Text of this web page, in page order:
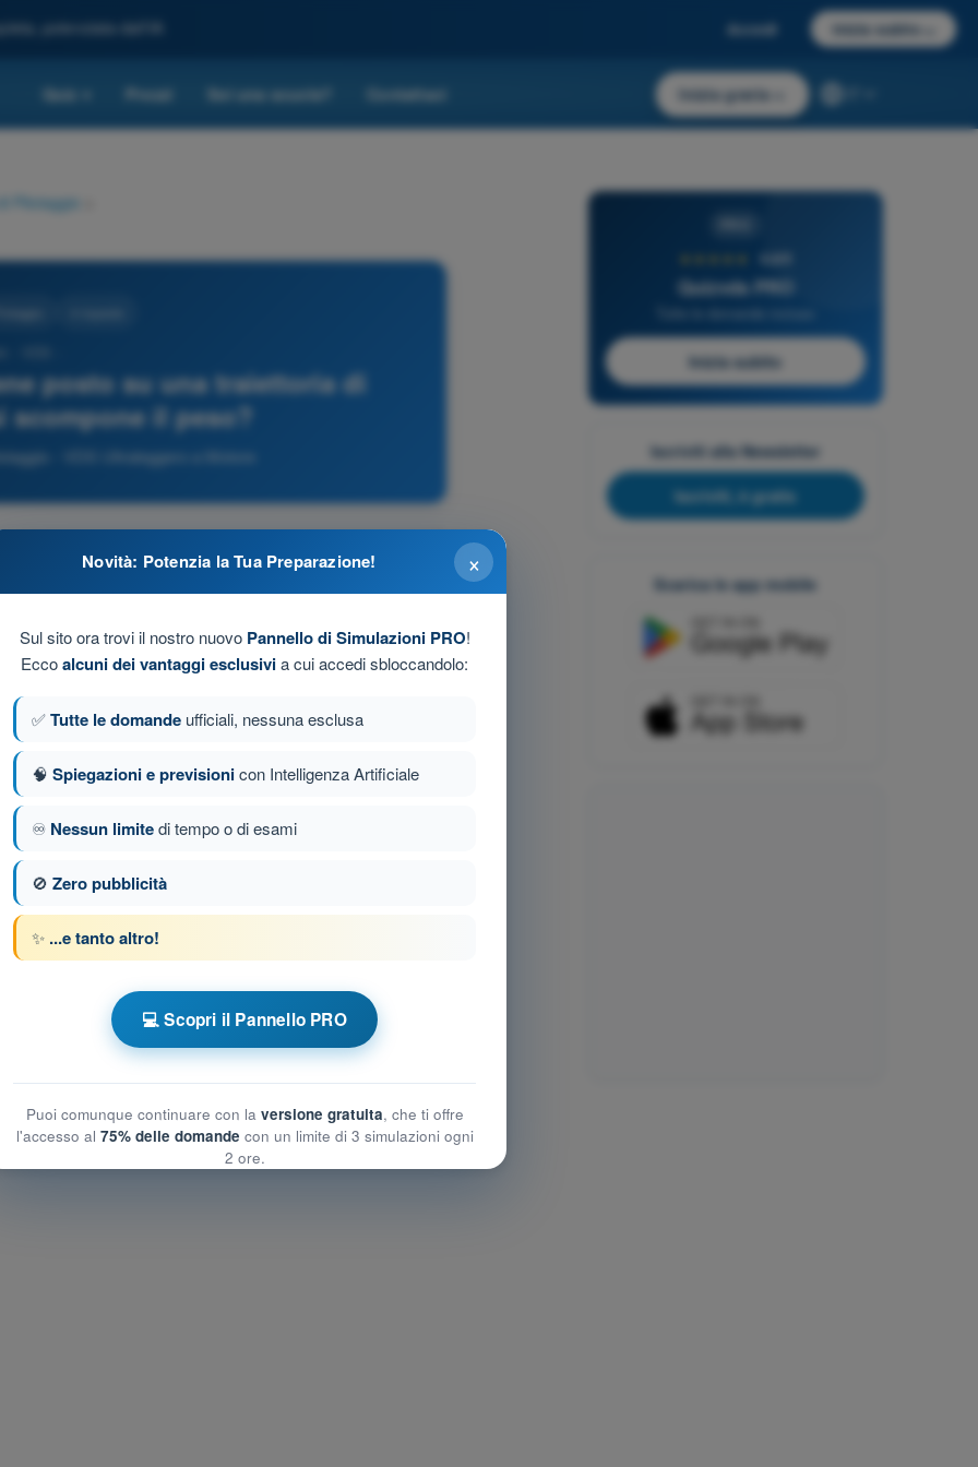
potenziata dall'IA Accedi Inizia subito
Quiz Prezzi Sei una scuola? Contattaci Inizia gratis
Pilotaggio
posto su una traiettoria di
scompone il peso?
- VDS Ultraleggero a Motore
alla traiettoria, e la maggiore si pone parallele alla
alla traiettoria, e una piccola si pone
alla traiettoria, e l'altra si pone parallela alla
34 di 243 Domanda successiva
tempo VDS Ultraleggero a Motore
4,6/5
Quizvds PRO
Inizia subito
Iscriviti alla Newsletter
Iscriviti, è gratis
Scarica le app mobile
×
Novità: Potenzia la Tua Preparazione!
Sul sito ora trovi il nostro nuovo Pannello di Simulazioni PRO!
Eccoalcuni dei vantaggi esclusivia cui accedi sbloccandolo:
✅Tutte le domande ufficiali, nessuna esclusa
🧠 Spiegazioni e previsionicon Intelligenza Artificiale
♾️ Nessun limitedi tempo o di esami
🚫 Zero pubblicità
✨ ...e tanto altro!
💻 Scopri il Pannello PRO
Puoi comunque continuare con la versione gratuita, che ti offre
l'accesso al 75% delle domande con un limite di 3 simulazioni ogni
2 ore.